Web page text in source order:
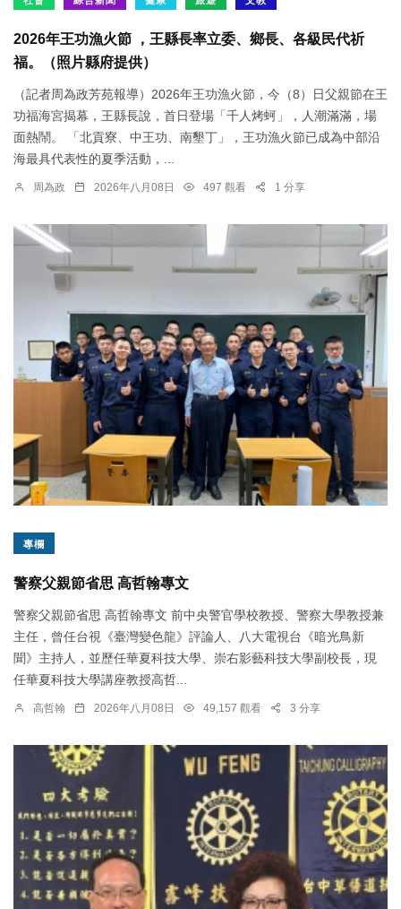
2026年王功漁火節 ，王縣長率立委、鄉長、各級民代祈
福。（照片縣府提供）
（記者周為政芳苑報導）2026年王功漁火節，今（8）日父親節在王
功福海宮揭幕，王縣長說，首日登場「千人烤蚵」，人潮滿滿，場
面熱鬧。 「北貢寮、中王功、南墾丁」，王功漁火節已成為中部沿
海最具代表性的夏季活動，...
周為政 2026年八月08日 497 觀看 1 分享
專欄
警察父親節省思 高哲翰專文
警察父親節省思 高哲翰專文 前中央警官學校教授、警察大學教授兼
主任，曾任台視《臺灣變色龍》評論人、八大電視台《暗光鳥新
聞》主持人，並歷任華夏科技大學、崇右影藝科技大學副校長，現
任華夏科技大學講座教授高哲...
高哲翰 2026年八月08日 49,157 觀看 3 分享